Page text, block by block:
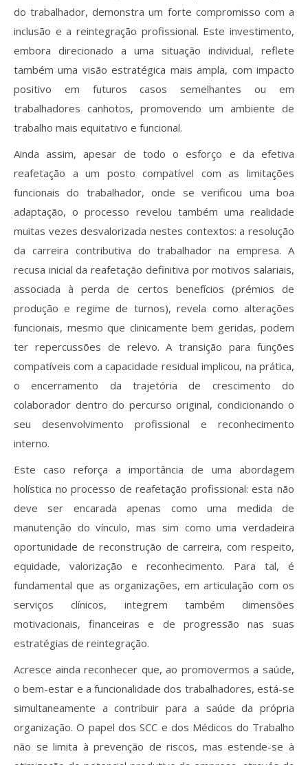
do trabalhador, demonstra um forte compromisso com a
inclusão e a reintegração profissional. Este investimento,
embora direcionado a uma situação individual, reflete
também uma visão estratégica mais ampla, com impacto
positivo em futuros casos semelhantes ou em
trabalhadores canhotos, promovendo um ambiente de
trabalho mais equitativo e funcional.
Ainda assim, apesar de todo o esforço e da efetiva
reafetação a um posto compatível com as limitações
funcionais do trabalhador, onde se verificou uma boa
adaptação, o processo revelou também uma realidade
muitas vezes desvalorizada nestes contextos: a resolução
da carreira contributiva do trabalhador na empresa. A
recusa inicial da reafetação definitiva por motivos salariais,
associada à perda de certos benefícios (prémios de
produção e regime de turnos), revela como alterações
funcionais, mesmo que clinicamente bem geridas, podem
ter repercussões de relevo. A transição para funções
compatíveis com a capacidade residual implicou, na prática,
o encerramento da trajetória de crescimento do
colaborador dentro do percurso original, condicionando o
seu desenvolvimento profissional e reconhecimento
interno.
Este caso reforça a importância de uma abordagem
holística no processo de reafetação profissional: esta não
deve ser encarada apenas como uma medida de
manutenção do vínculo, mas sim como uma verdadeira
oportunidade de reconstrução de carreira, com respeito,
equidade, valorização e reconhecimento. Para tal, é
fundamental que as organizações, em articulação com os
serviços clínicos, integrem também dimensões
motivacionais, financeiras e de progressão nas suas
estratégias de reintegração.
Acresce ainda reconhecer que, ao promovermos a saúde,
o bem-estar e a funcionalidade dos trabalhadores, está-se
simultaneamente a contribuir para a saúde da própria
organização. O papel dos SCC e dos Médicos do Trabalho
não se limita à prevenção de riscos, mas estende-se à